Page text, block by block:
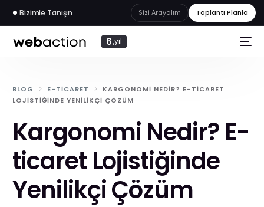
Bizimle Tanışın Sizi Arayalım Toplantı Planla
6.yıl
BLOG E-TICARET
KARGONOMI NEDIR? E-TICARET
LOJISTIĞINDE YENILIKÇI ÇÖZÜM
Kargonomi Nedir? E-
ticaret Lojistiğinde
Yenilikçi Çözüm